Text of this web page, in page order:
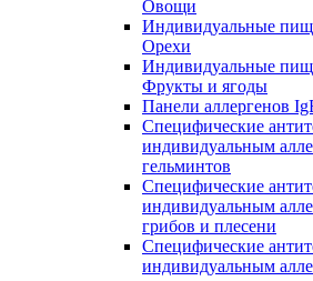
Овощи
Индивидуальные
Орехи
Индивидуальные
Фрукты и ягоды
Панели аллергенов
Специфические
индивидуальным
гельминтов
Специфические
индивидуальным
грибов и плесени
Специфические
индивидуальным